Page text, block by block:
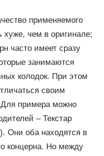
применяемого
чем в оригинале;
часто имеет сразу
занимаются
колодок. При этом
своим
Для примера можно
– Текстар
Они оба находятся в
концерна. Но между